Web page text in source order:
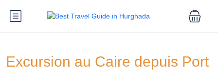
Excursion au Caire depuis Port